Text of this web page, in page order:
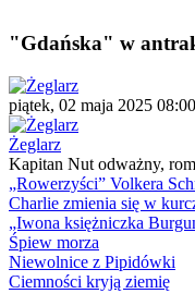
"Gdańska" w
piątek, 02 maja 2025 08:00
Żeglarz
Kapitan Nut odważny,
„Rowerzyści” Volkera
Charlie zmienia się w
„Iwona księżniczka
Śpiew morza
Niewolnice z Pipidówki
Ciemności kryją ziemię